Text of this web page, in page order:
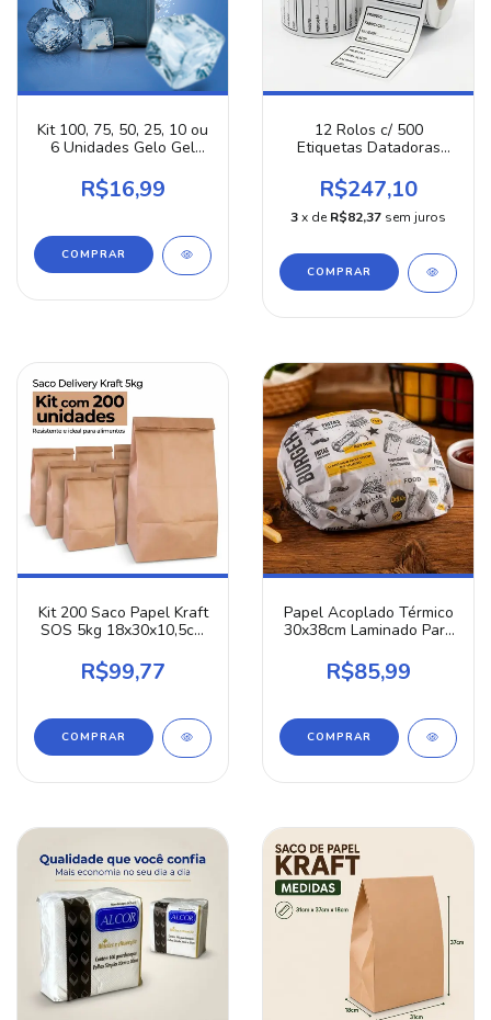
Kit 100, 75, 50, 25, 10 ou
6 Unidades Gelo Gel
Reutilizável Rígido 100ml
Azul
R$16,99
COMPRAR
12 Rolos c/ 500
Etiquetas Datadoras
De Produtos E Data De
Vencimento Adesivo
Térmico De Alta
R$247,10
3x de R$82,37 sem juros
Kit 200 Saco Papel Kraft
SOS 5kg 18x30x10,5cm
Hambúrguer Lanche
Ifood Embalagem
R$99,77
Papel Acoplado Térmico
30x38cm Laminado Para
250 Unidades Conserva
Calor Anti Gordura
R$85,99